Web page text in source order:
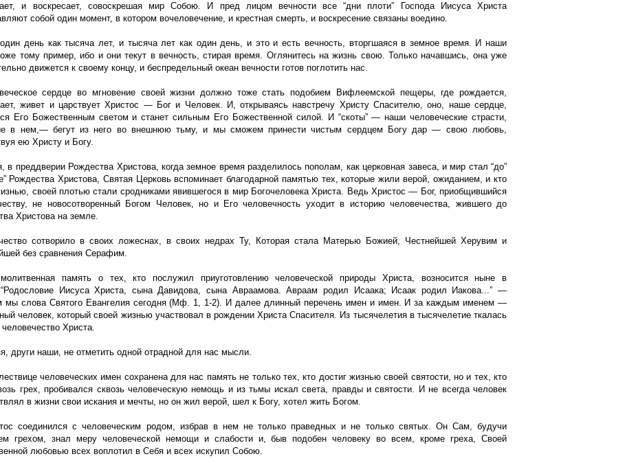
и воскресает, совоскрешая мир Собою. И пред лицом вечности все “дни плоти” Господа Иисуса Христа
собой один момент, в котором вочеловечение, и крестная смерть, и воскресение связаны воедино.
день как тысяча лет, и тысяча лет как один день, и это и есть вечность, вторгшаяся в земное время. И наши
тому пример, ибо и они текут в вечность, стирая время. Оглянитесь на жизнь свою. Только начавшись, она уже
движется к своему концу, и беспредельный океан вечности готов поглотить нас.
сердце во мгновение своей жизни должно тоже стать подобием Вифлеемской пещеры, где рождается,
живет и царствует Христос — Бог и Человек. И, открываясь навстречу Христу Спасителю, оно, наше сердце,
Его Божественным светом и станет сильным Его Божественной силой. И “скоты” — наши человеческие страсти,
в нем,— бегут из него во внешнюю тьму, и мы сможем принести чистым сердцем Богу дар — свою любовь,
ею Христу и Богу.
в преддверии Рождества Христова, когда земное время разделилось пополам, как церковная завеса, и мир стал “до”
Рождества Христова, Святая Церковь вспоминает благодарной памятью тех, которые жили верой, ожиданием, и кто
своей плотью стали сродниками явившегося в мир Богочеловека Христа. Ведь Христос — Бог, приобщившийся
не новосотворенный Богом Человек, но и Его человечность уходит в историю человечества, жившего до
Христова на земле.
сотворило в своих ложеснах, в своих недрах Ту, Которая стала Матерью Божией, Честнейшей Херувим и
без сравнения Серафим.
память о тех, кто послужил приуготовлению человеческой природы Христа, возносится ныне в
Иисуса Христа, сына Давидова, сына Авраамова. Авраам родил Исаака; Исаак родил Иакова...” —
мы слова Святого Евангелия сегодня (Мф. 1, 1-2). И далее длинный перечень имен и имен. И за каждым именем —
человек, который своей жизнью участвовал в рождении Христа Спасителя. Из тысячелетия в тысячелетие ткалась
Христа.
други наши, не отметить одной отрадной для нас мысли.
человеческих имен сохранена для нас память не только тех, кто достиг жизнью своей святости, но и тех, кто
грех, пробивался сквозь человеческую немощь и из тьмы искал света, правды и святости. И не всегда человек
в жизни свои искания и мечты, но он жил верой, шел к Богу, хотел жить Богом.
соединился с человеческим родом, избрав в нем не только праведных и не только святых. Он Сам, будучи
грехом, знал меру человеческой немощи и слабости и, быв подобен человеку во всем, кроме греха, Своей
любовью всех воплотил в Себя и всех искупил Собою.